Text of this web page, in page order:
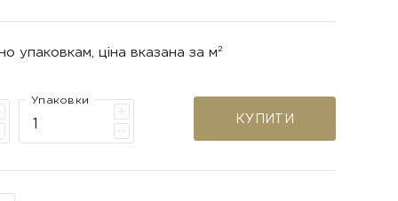
упаковкам, ціна вказана за м²
Упаковки
КУПИТИ